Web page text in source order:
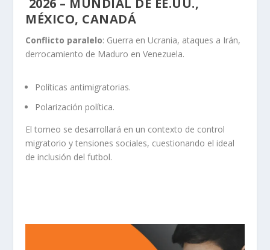
MÉXICO, CANADÁ
Conflicto paralelo: Guerra en Ucrania, ataques a Irán,
derrocamiento de Maduro en Venezuela.
Políticas antimigratorias.
Polarización política.
El torneo se desarrollará en un contexto de control
migratorio y tensiones sociales, cuestionando el ideal
de inclusión del futbol.